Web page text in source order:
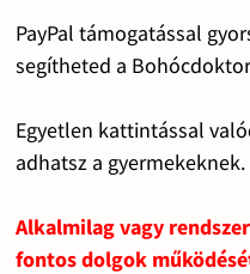
PayPal támogatással
segítheted a
Egyetlen kattintással
adhatsz a gyermekeknek.
Alkalmilag vagy
fontos dolgok